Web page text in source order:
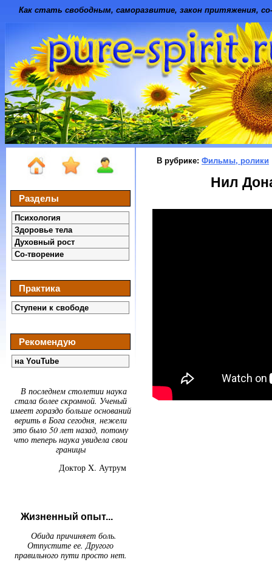
Как стать свободным, саморазвитие, закон притяжения,
Разделы
Психология
Здоровье тела
Духовный рост
Со-творение
Практика
Ступени к свободе
Рекомендую
на YouTube
В последнем столетии наука
стала более скромной. Ученый
имеет гораздо больше оснований
верить в Бога сегодня, нежели
это было 50 лет назад, потому
что теперь наука увидела свои
границы
Доктор X. Аутрум
Жизненный опыт...
Обида причиняет боль.
Отпустите ее. Другого
правильного пути просто нет.
В рубрике: Фильмы, ролики
Нил